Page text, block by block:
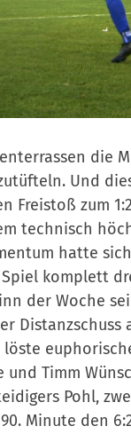
die
Und
Freistoß zum
technisch
hatte
komplett
der Woche
Distanzschuss
löste
und Timm
Pohl,
Minute den